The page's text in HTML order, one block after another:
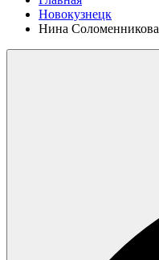
Новокузнецк
Нина Соломенникова